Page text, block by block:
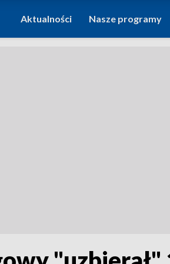
Aktualności Nasze programy